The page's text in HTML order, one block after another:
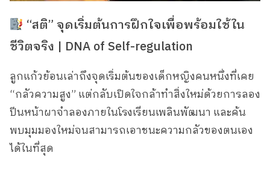
“สติ” จุดเริ่มต้นการฝึกใจเพื่อพร้อมใช้ใน
ชีวิตจริง | DNA of Self-regulation
ลูกแก้วย้อนเล่าถึงจุดเริ่มต้นของเด็กหญิงคนหนึ่งที่เคย
“กลัวความสูง” แต่กลับเปิดใจกล้าทำสิ่งใหม่ด้วยการลอง
ปีนหน้าผาจำลองภายในโรงเรียนเพลินพัฒนา และค้น
พบมุมมองใหม่จนสามารถเอาชนะความกลัวของตนเอง
ได้ในที่สุด